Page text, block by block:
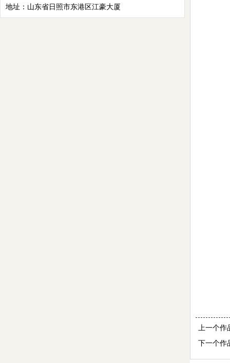
地址：山东省日照市东港区江豪大厦
上一个作
下一个作